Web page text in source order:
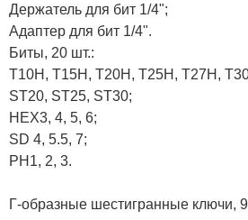
Держатель для бит 1/4";
Адаптер для бит 1/4".
Биты, 20 шт.:
T10H, T15H, T20H, T25H, T27H,
ST20, ST25, ST30;
HEX3, 4, 5, 6;
SD 4, 5.5, 7;
PH1, 2, 3.
Г-образные шестигранные ключи,